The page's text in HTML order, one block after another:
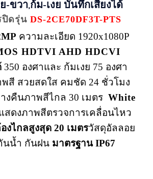
-ขวา,ก้ม-เงย บันทึกเสียงได้
ปิดรุ่น DS-2CE70DF3T-PTS
ความละเอียด 1920x1080P
HDTVI AHD HDCVI
350 องศาและ ก้มเงย 75 องศา
สี สวยสดใส คมชัด 24 ชั่วโมง
งคืนภาพสีไกล 30 เมตร White
สดงภาพสีตรวจการเคลื่อนไหว
งไกลสูงสุด 20 เมตรวัสดุอัลลอย
นน้ำ กันฝน มาตรฐาน IP67